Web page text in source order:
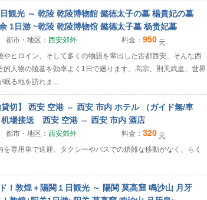
観光 ～ 乾陵 乾陵博物館 懿徳太子の墓 楊貴妃の墓
1日游 ~乾陵 乾陵博物馆 懿德太子墓 杨贵妃墓
都市・地区： 西安郊外 料金： 950 元
やヒロイン、そして多くの物語を輩出した古都西安、そんな西
的人物の陵墓を効率よく1日で廻ります。高宗、則天武皇、世界
眠る地を訪れま...
貸切】 西安 空港 ⇔ 西安 市内 ホテル （ガイド無/車
机場接送 西安 空港 ⇔ 西安 市内 酒店
都市・地区： 西安郊外 料金： 320 元
専用車で送迎。タクシーやバスでの煩雑な移動がなく、らく
！敦煌＋陽関１日観光 ～ 陽関 莫高窟 鳴沙山 月牙